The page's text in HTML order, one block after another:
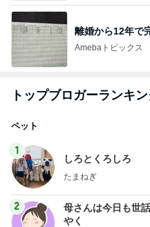
離婚から12年で
Amebaトピックス
トップブロガーランキ
ペット
1
しろとくろしろ
たまねぎ
2
母さんは今日も世
やく